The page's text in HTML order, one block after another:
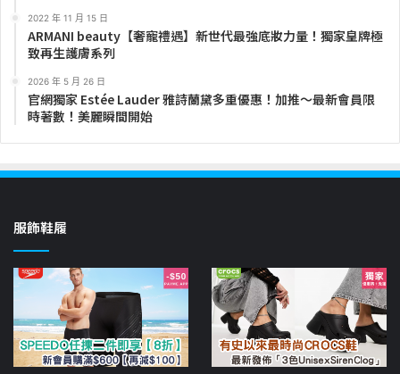
2022 年 11 月 15 日
ARMANI beauty【奢寵禮遇】新世代最強底妝力量！獨家皇牌極
致再生護膚系列
2026 年 5 月 26 日
官網獨家 Estée Lauder 雅詩蘭黛多重優惠！加推～最新會員限
時著數！美麗瞬間開始
服飾鞋履